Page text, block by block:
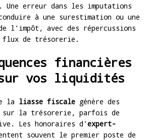
Une erreur dans les imputations
à une surestimation ou une
l’impôt, avec des répercussions
de trésorerie.
financières
vos liquidités
la liasse fiscale génère des
sur la trésorerie, parfois de
Les honoraires d’expert-
souvent le premier poste de